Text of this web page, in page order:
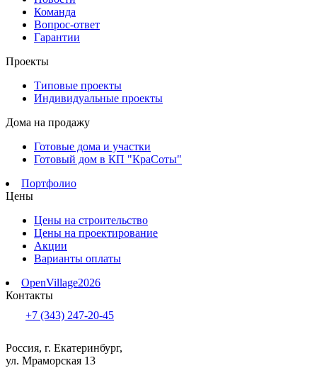
Команда
Вопрос-ответ
Гарантии
Проекты
Типовые проекты
Индивидуальные проекты
Дома на продажу
Готовые дома и участки
Готовый дом в КП "КраСоты"
Портфолио
Цены
Цены на строительство
Цены на проектирование
Акции
Варианты оплаты
OpenVillage2026
Контакты
+7 (343) 247-20-45
Россия, г. Екатеринбург,
ул. Мраморская 13